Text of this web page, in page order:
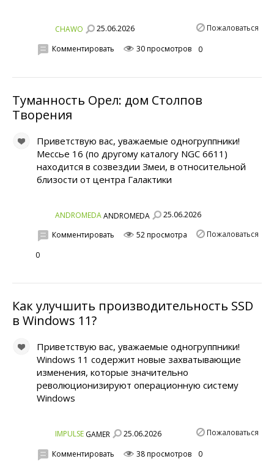
CHAWO 25.06.2026 Пожаловаться
Комментировать 30 просмотров 0
Туманность Орел: дом Столпов
Творения
Приветствую вас, уважаемые одногруппники!
Мессье 16 (по другому каталогу NGC 6611)
находится в созвездии Змеи, в относительной
близости от центра Галактики
ANDROMEDAANDROMEDA
25.06.2026
Пожаловаться
Комментировать
52 просмотра
0
Как улучшить производительность SSD
в Windows 11?
Приветствую вас, уважаемые одногруппники!
Windows 11 содержит новые захватывающие
изменения, которые значительно
революционизируют операционную систему
Windows
IMPULSE GAMER 25.06.2026 Пожаловаться
Комментировать 38 просмотров 0